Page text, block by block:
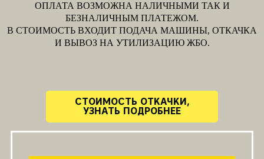
ОПЛАТА ВОЗМОЖНА НАЛИЧНЫМИ ТАК И
БЕЗНАЛИЧНЫМ ПЛАТЕЖОМ.
В СТОИМОСТЬ ВХОДИТ ПОДАЧА МАШИНЫ, ОТКАЧКА
И ВЫВОЗ НА УТИЛИЗАЦИЮ ЖБО.
СТОИМОСТЬ ОТКАЧКИ,
УЗНАТЬ ПОДРОБНЕЕ